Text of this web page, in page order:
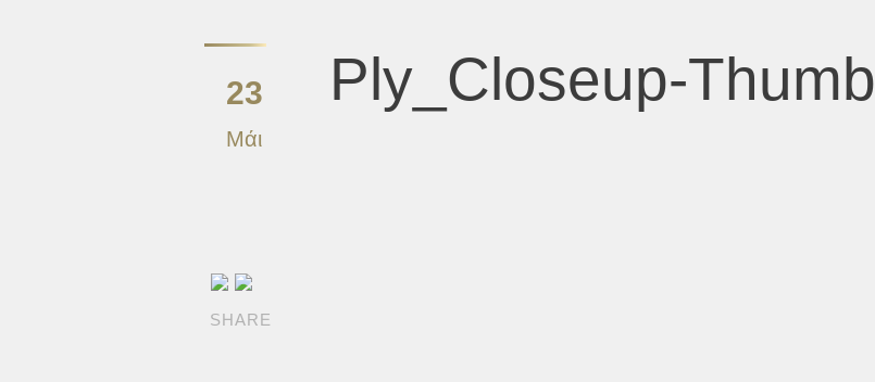
23
Μάι
Ply_Closeup-Thumb
SHARE